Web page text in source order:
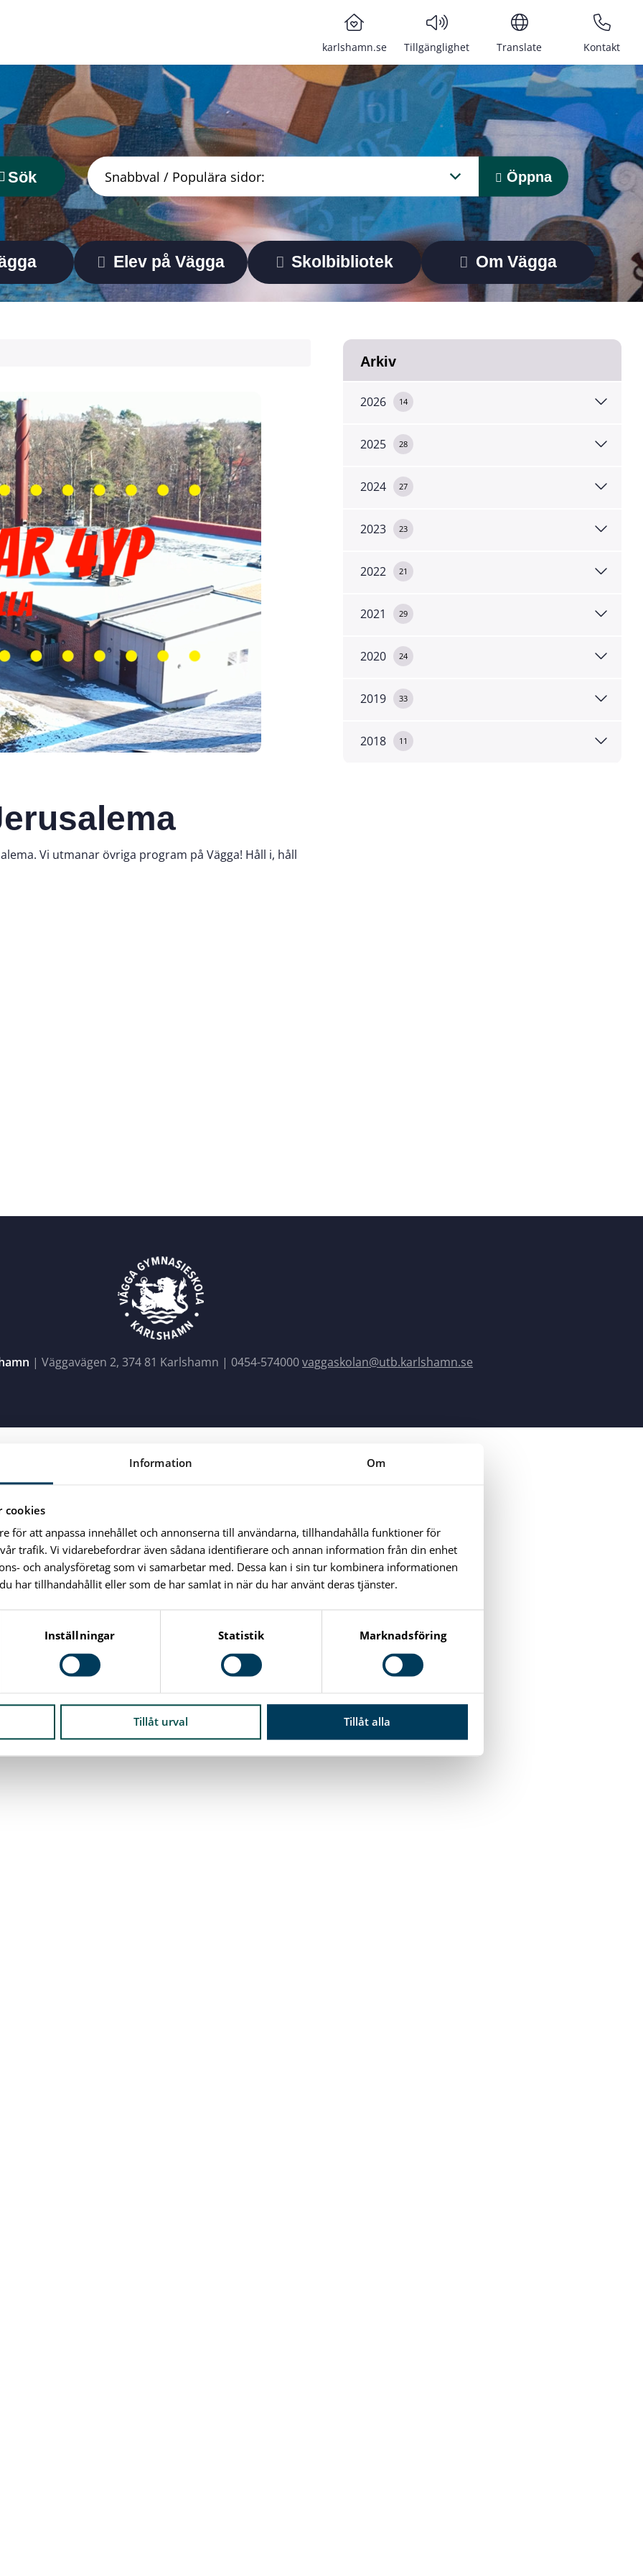
Information Om
cookies
för att anpassa innehållet och annonserna till användarna, tillhandahålla funktioner för
trafik. Vi vidarebefordrar även sådana identifierare och annan information från din enhet
och analysföretag som vi samarbetar med. Dessa kan i sin tur kombinera informationen
har tillhandahållit eller som de har samlat in när du har använt deras tjänster.
Inställningar Statistik Marknadsföring
Tillåt urval Tillåt alla
karlshamn.se Tillgänglighet Translate Kontakt
Sök Öppna
Elev på Vägga Skolbibliotek Om Vägga
Vi utmanar övriga program på Vägga! Håll i, håll
Arkiv
2026 14
2025 28
2024 27
2023 23
2022 21
2021 29
2020 24
2019 33
2018 11
| Väggavägen 2, 374 81 Karlshamn | 0454-574000vaggaskolan@utb.karlshamn.se